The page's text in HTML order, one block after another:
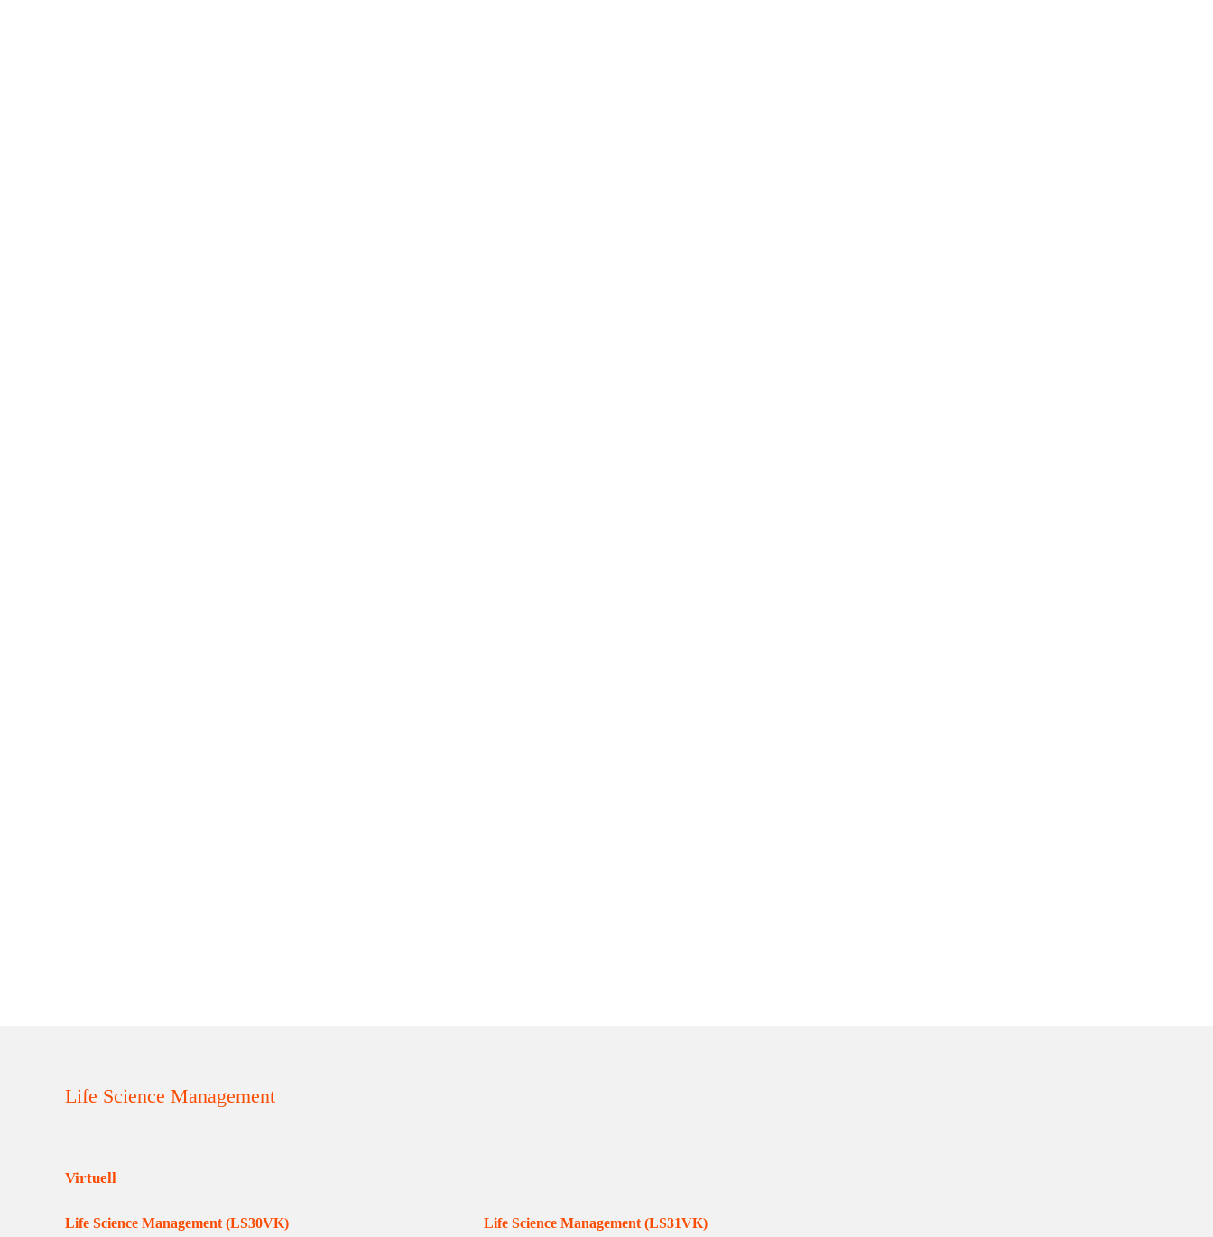
Life Science Management
Life Science Management (LS30VK)
Life Science Management (LS31VK)